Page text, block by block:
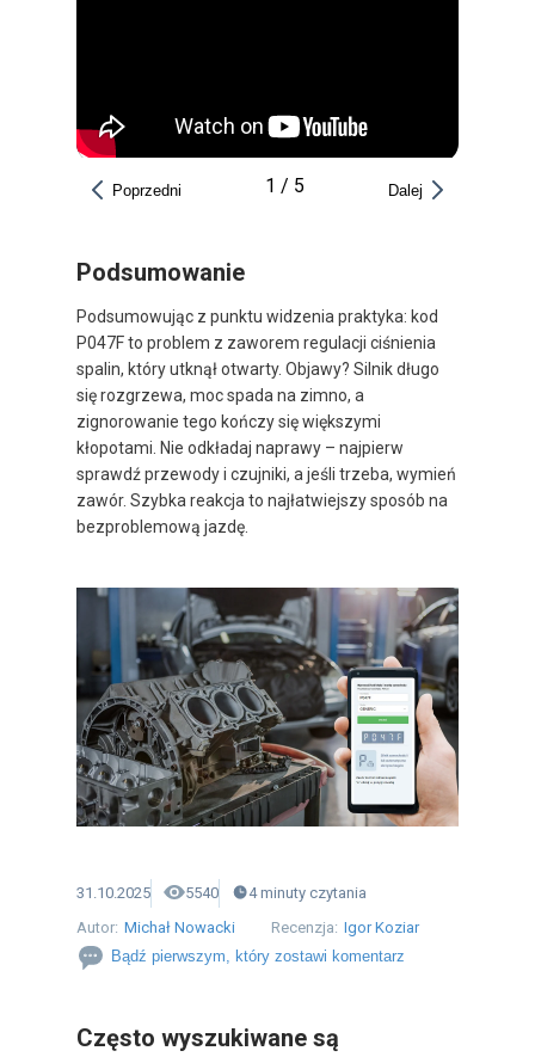
Poprzedni 1 / 5 Dalej
Podsumowanie
Podsumowując z punktu widzenia praktyka: kod
P047F to problem z zaworem regulacji ciśnienia
spalin, który utknął otwarty. Objawy? Silnik długo
się rozgrzewa, moc spada na zimno, a
zignorowanie tego kończy się większymi
kłopotami. Nie odkładaj naprawy – najpierw
sprawdź przewody i czujniki, a jeśli trzeba, wymień
zawór. Szybka reakcja to najłatwiejszy sposób na
bezproblemową jazdę.
31.10.2025 5540 4 minuty czytania
Autor: Michał Nowacki Recenzja: Igor Koziar
Bądź pierwszym, który zostawi komentarz
Często wyszukiwane są